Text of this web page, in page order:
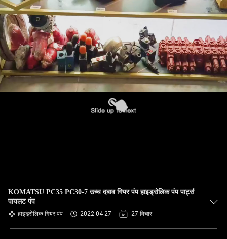
KOMATSU PC35 PC30-7 उच्च दबाव गियर पंप हाइड्रोलिक पंप पार्ट्स
पायलट पंप
हाइड्रोलिक गियर पंप 2022-04-27 27 विचार